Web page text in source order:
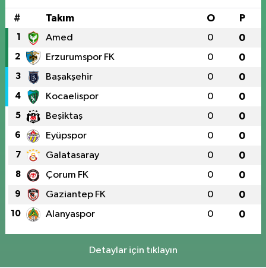
# Takım O P
1 Amed 0 0
2 Erzurumspor FK 0 0
3 Başakşehir 0 0
4 Kocaelispor 0 0
5 Beşiktaş 0 0
6 Eyüpspor 0 0
7 Galatasaray 0 0
8 Çorum FK 0 0
9 Gaziantep FK 0 0
10 Alanyaspor 0 0
Detaylar için tıklayın